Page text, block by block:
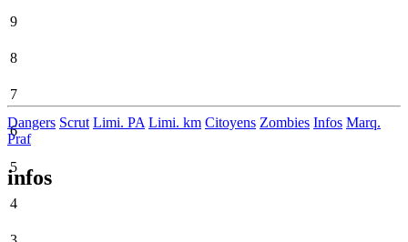
9
8
7
6
5
4
Dangers Scrut Limi. PA Limi. km Citoyens Zombies Infos Marq.
Praf
infos